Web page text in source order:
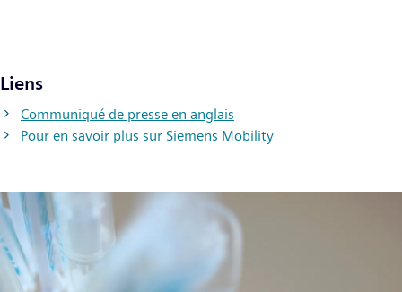
Liens
Communiqué de presse en anglais
Pour en savoir plus sur Siemens Mobility